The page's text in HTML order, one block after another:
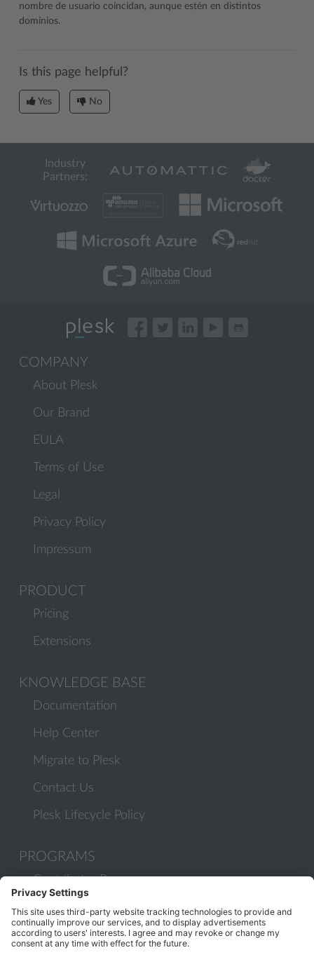
nombre de usuario coincidan, aunque estén en distintos
dominios.
Is this page helpful?
Yes No
Industry
Partners:
COMPANY
About Plesk
Our Brand
EULA
Terms of Use
Legal
Privacy Policy
Impressum
PRODUCT
Pricing
Extensions
KNOWLEDGE BASE
Documentation
Help Center
Migrate to Plesk
Contact Us
Plesk Lifecycle Policy
PROGRAMS
Contributor Program
Partner Program
COMMUNITY